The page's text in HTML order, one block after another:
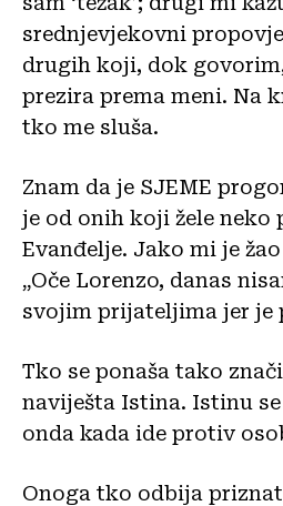
srednjevjekovni
drugih koji, dok
prezira prema meni. Na
tko me sluša.
Znam da je SJEME
je od onih koji žele
Evanđelje. Jako mi je
„Oče Lorenzo, danas
svojim prijateljima jer je
Tko se ponaša tako
naviješta Istina. Istinu
onda kada ide protiv
Onoga tko odbija